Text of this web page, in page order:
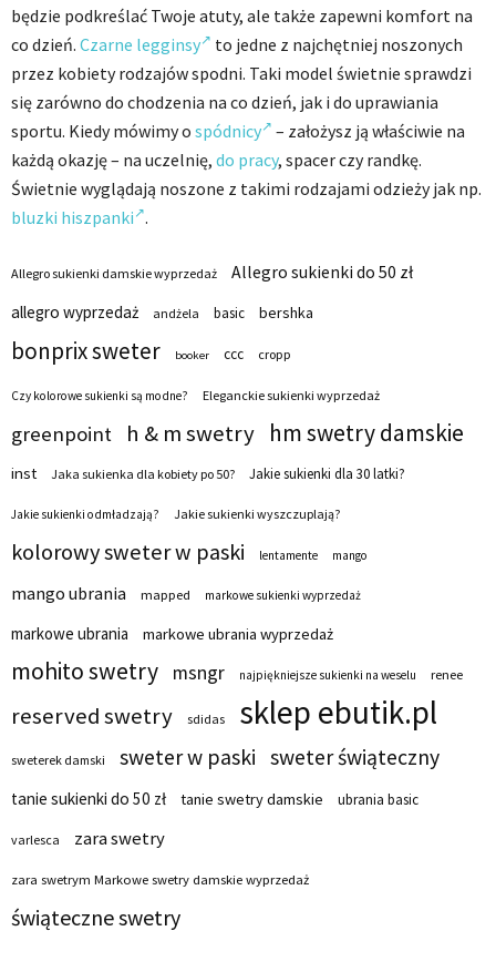
będzie podkreślać Twoje atuty, ale także zapewni komfort na
co dzień. Czarne legginsy
to jedne z najchętniej noszonych
przez kobiety rodzajów spodni. Taki model świetnie sprawdzi
się zarówno do chodzenia na co dzień, jak i do uprawiania
sportu. Kiedy mówimy o spódnicy
– założysz ją właściwie na
każdą okazję – na uczelnię, do pracy, spacer czy randkę.
Świetnie wyglądają noszone z takimi rodzajami odzieży jak np.
bluzki hiszpanki .
Allegro sukienki damskie wyprzedaż
Allegro sukienki do 50 zł
allegro wyprzedaż
andżela basic bershka
bonprix sweter booker ccc cropp
Czy kolorowe sukienki są modne? Eleganckie sukienki wyprzedaż
greenpoint h & m swetry hm swetry damskie
inst Jaka sukienka dla kobiety po 50? Jakie sukienki dla 30 latki?
Jakie sukienki odmładzają? Jakie sukienki wyszczuplają?
kolorowy sweter w paski lentamente mango
mango ubrania mapped markowe sukienki wyprzedaż
markowe ubrania markowe ubrania wyprzedaż
mohito swetry msngr najpiękniejsze sukienki na weselu renee
reserved swetry sdidas sklep ebutik.pl
sweterek damski sweter w paski sweter świąteczny
tanie sukienki do 50 zł tanie swetry damskie ubrania basic
varlesca zara swetry
zara swetrym Markowe swetry damskie wyprzedaż
świąteczne swetry